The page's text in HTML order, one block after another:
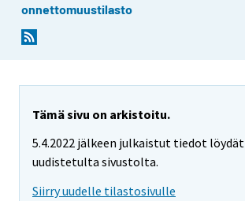
onnettomuustilasto
Tämä sivu on arkistoitu.
5.4.2022 jälkeen julkaistut tiedot löydät
uudistetulta sivustolta.
Siirry uudelle tilastosivulle